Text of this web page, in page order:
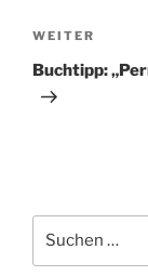
Nächster
Beitrag
WEITER
Buchtipp:
nach: